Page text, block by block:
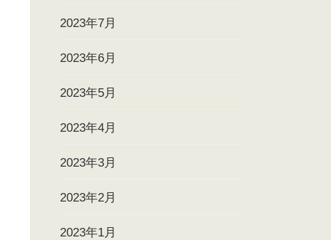
2023年7月
2023年6月
2023年5月
2023年4月
2023年3月
2023年2月
2023年1月